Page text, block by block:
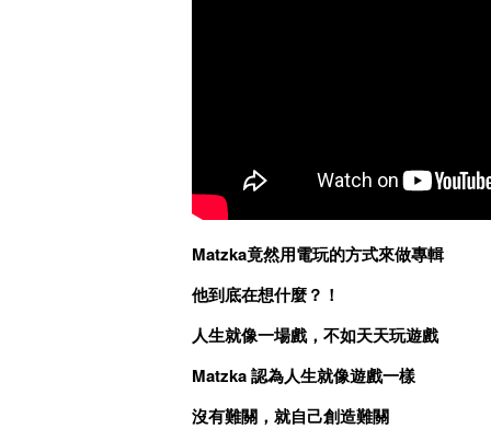
Matzka竟然用電玩的方式來做專輯
他到底在想什麼？！
人生就像一場戲，不如天天玩遊戲
Matzka 認為人生就像遊戲一樣
沒有難關，就自己創造難關